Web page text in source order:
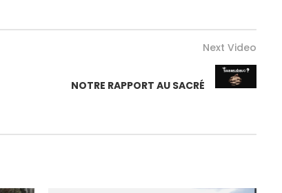
Next Video
NOTRE RAPPORT AU SACRÉ